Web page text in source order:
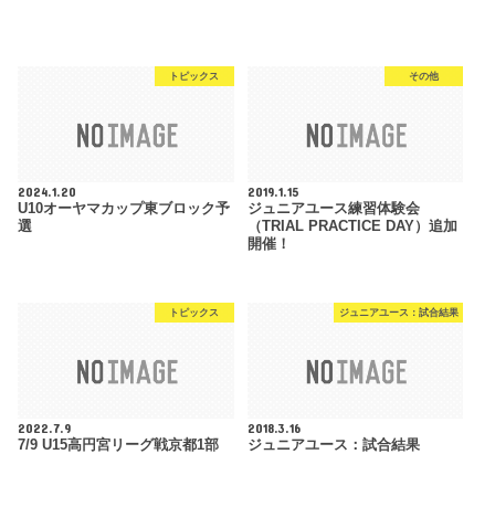
トピックス
2024.1.20
U10オーヤマカップ東ブロック予
選
その他
2019.1.15
ジュニアユース練習体験会
（TRIAL PRACTICE DAY）追加
開催！
トピックス
2022.7.9
7/9 U15高円宮リーグ戦京都1部
ジュニアユース：試合結果
2018.3.16
ジュニアユース：試合結果